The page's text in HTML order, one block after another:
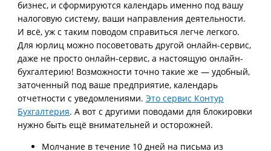
бизнес, и сформируются календарь именно под вашу
налоговую систему, ваши направления деятельности.
И всё, уж с таким поводом справиться легче легкого.
Для юрлиц можно посоветовать другой онлайн-сервис,
даже не просто онлайн-сервис, а настоящую онлайн-
бухгалтерию! Возможности точно такие же — удобный,
заточенный под ваше предприятие, календарь
отчетности с уведомлениями.Это сервис Контур
Бухгалтерия. А вот с другими поводами для блокировки
нужно быть ещё внимательней и осторожней.
Молчание в течение 10 дней на письма из